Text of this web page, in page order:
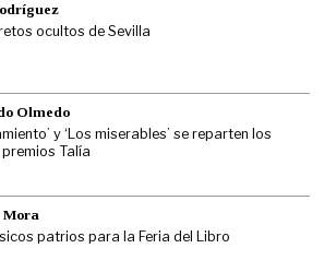
ocultos de Sevilla
Olmedo
y ‘Los miserables’ se reparten los
Talía
Mora
patrios para la Feria del Libro